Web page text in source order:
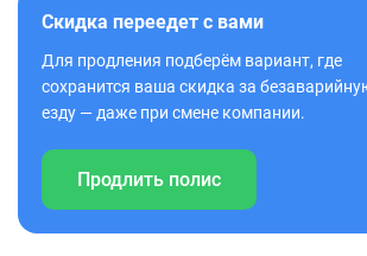
Скидка переедет с вами
Для продления подберём вариант, где
сохранится ваша скидка за
езду — даже при смене компании.
Продлить полис